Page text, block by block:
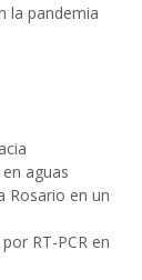
la pandemia
aguas
Rosario en un
RT-PCR en